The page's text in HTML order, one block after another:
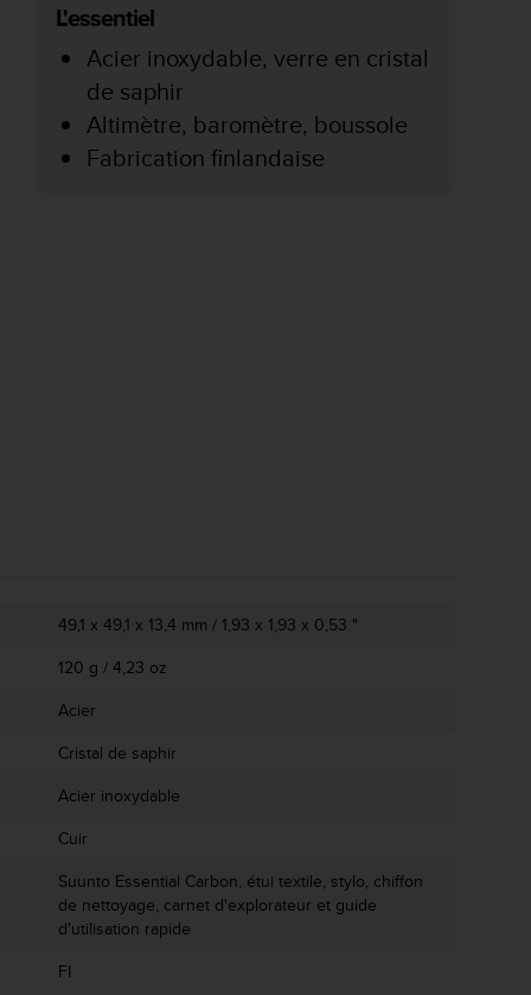
L'essentiel
Acier inoxydable, verre en cristal
de saphir
Altimètre, baromètre, boussole
Fabrication finlandaise
49,1 x 49,1 x 13,4 mm / 1,93 x 1,93 x 0,53 "
120 g / 4,23 oz
Acier
Cristal de saphir
Acier inoxydable
Cuir
Suunto Essential Carbon, étui textile, stylo, chiffon
de nettoyage, carnet d'explorateur et guide
d'utilisation rapide
FI